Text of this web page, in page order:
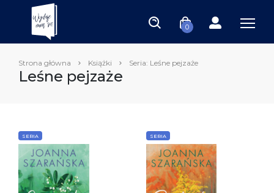
0
Strona główna Książki Seria: Leśne pejzaże
Leśne pejzaże
SERIA SERIA